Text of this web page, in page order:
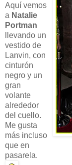
Aquí vemos
a Natalie
Portman
llevando un
vestido de
Lanvin, con
cinturón
negro y un
gran
volante
alrededor
del cuello.
Me gusta
más incluso
que en
pasarela.